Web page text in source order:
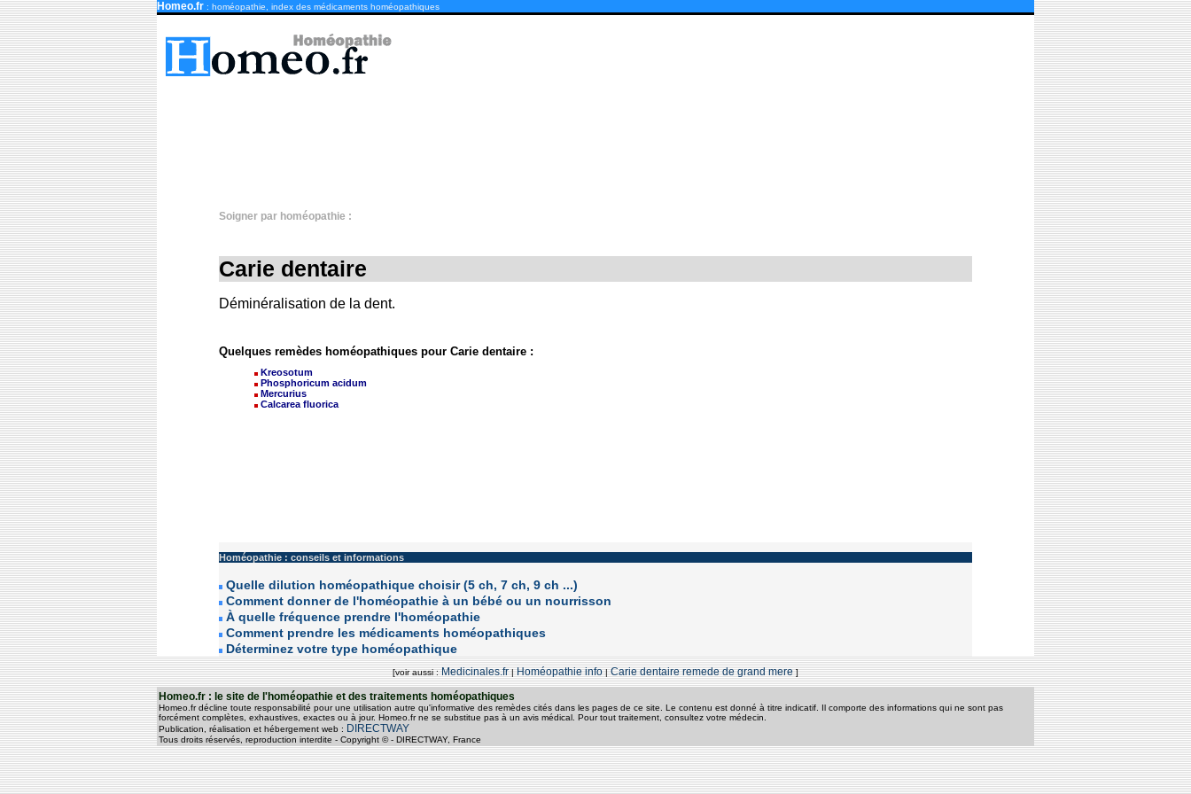
Homeo.fr : homéopathie, index des médicaments homéopathiques
Soigner par homéopathie :
Carie dentaire
Déminéralisation de la dent.
Quelques remèdes homéopathiques pour Carie dentaire :
Kreosotum
Phosphoricum acidum
Mercurius
Calcarea fluorica
Homéopathie : conseils et informations
Quelle dilution homéopathique choisir (5 ch, 7 ch, 9 ch ...)
Comment donner de l'homéopathie à un bébé ou un nourrisson
À quelle fréquence prendre l'homéopathie
Comment prendre les médicaments homéopathiques
Déterminez votre type homéopathique
[voir aussi :Medicinales.fr|Homéopathie info|Carie dentaire remede de grand mere]
Homeo.fr : le site de l'homéopathie et des traitements homéopathiques
Homeo.fr décline toute responsabilité pour une utilisation autre qu'informative des remèdes cités dans les pages de ce site. Le contenu est donné à titre indicatif. Il comporte des informations qui ne sont pas
forcément complètes, exhaustives, exactes ou à jour. Homeo.fr ne se substitue pas à un avis médical. Pour tout traitement, consultez votre médecin.
Publication, réalisation et hébergement web : DIRECTWAY
Tous droits réservés, reproduction interdite - Copyright © - DIRECTWAY, France